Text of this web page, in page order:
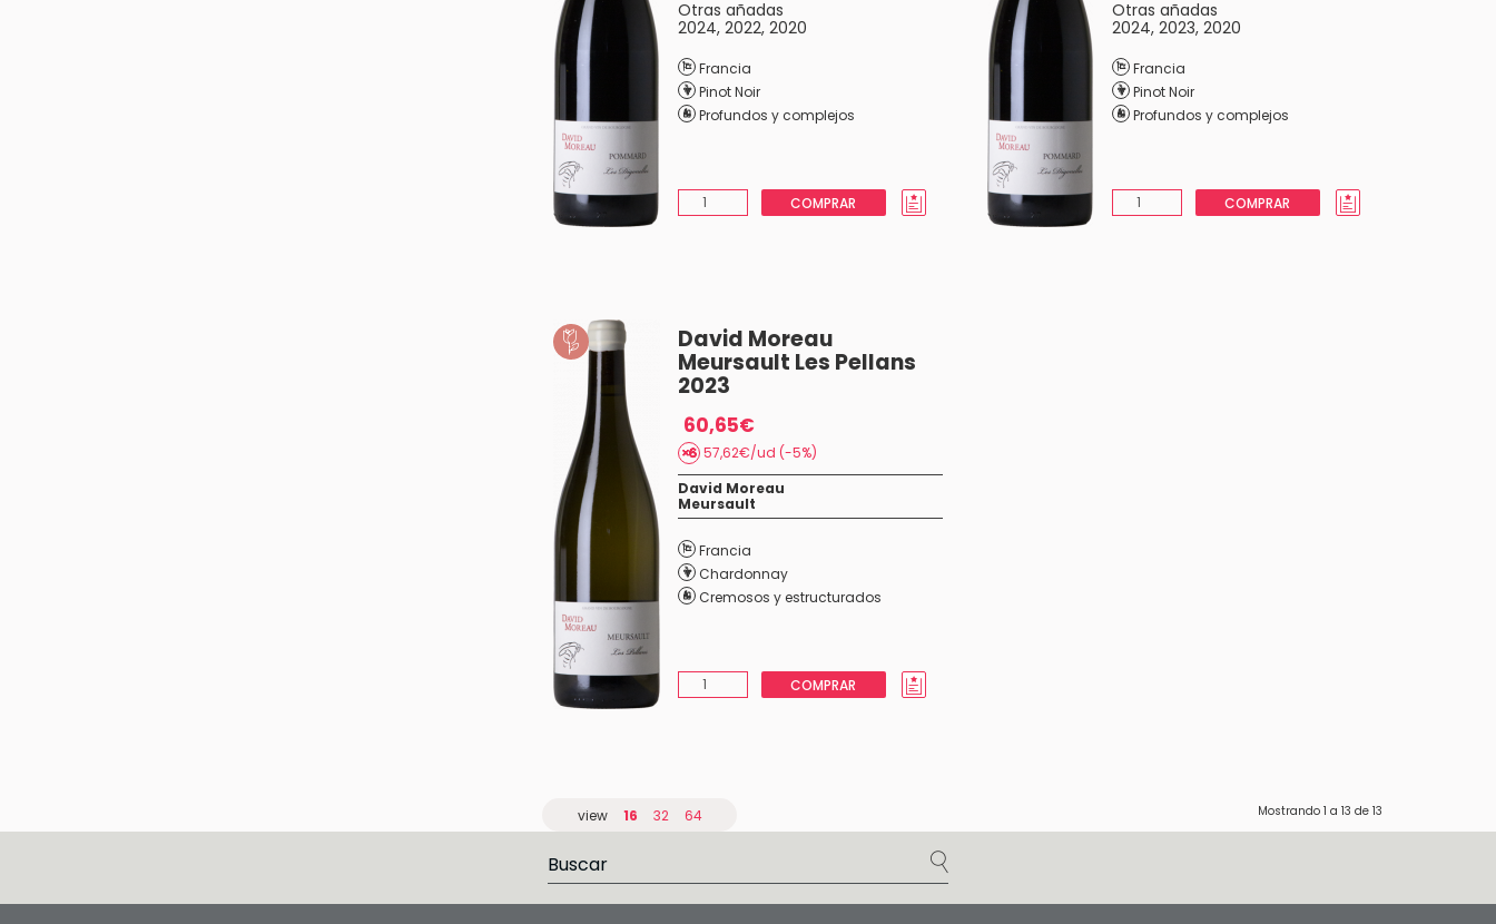
Otras añadas
2024, 2022, 2020
Francia
Pinot Noir
Profundos y complejos
COMPRAR
Otras añadas
2024, 2023, 2020
Francia
Pinot Noir
Profundos y complejos
COMPRAR
David Moreau
Meursault Les Pellans
2023
60,65€
57,62€/ud (-5%)
David Moreau
Meursault
Francia
Chardonnay
Cremosos y estructurados
COMPRAR
view 16 32 64 Mostrando 1 a 13 de 13